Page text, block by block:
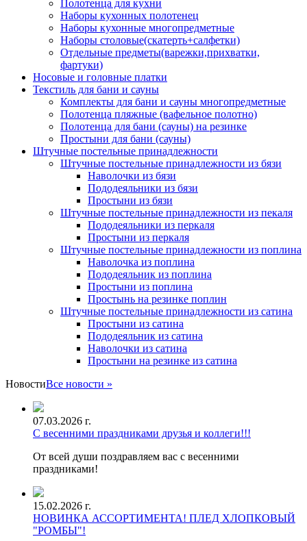
Полотенца для кухни
Наборы кухонных полотенец
Наборы кухонные многопредметные
Наборы столовые(скатерть+салфетки)
Отдельные предметы(варежки,прихватки,
фартуки)
Носовые и головные платки
Текстиль для бани и сауны
Комплекты для бани и сауны многопредметные
Полотенца пляжные (вафельное полотно)
Полотенца для бани (сауны) на резинке
Простыни для бани (сауны)
Штучные постельные принадлежности
Штучные постельные принадлежности из бязи
Наволочки из бязи
Пододеяльники из бязи
Простыни из бязи
Штучные постельные принадлежности из пекаля
Пододеяльники из перкаля
Простыни из перкаля
Штучные постельные принадлежности из поплина
Наволочка из поплина
Пододеяльник из поплина
Простыни из поплина
Простынь на резинке поплин
Штучные постельные принадлежности из сатина
Простыни из сатина
Пододеяльник из сатина
Наволочки из сатина
Простыни на резинке из сатина
НовостиВсе новости »
07.03.2026 г.
С весенними праздниками друзья и коллеги!!!
От всей души поздравляем вас с весенними
праздниками!
15.02.2026 г.
НОВИНКА АССОРТИМЕНТА! ПЛЕД ХЛОПКОВЫЙ
"РОМБЫ"!